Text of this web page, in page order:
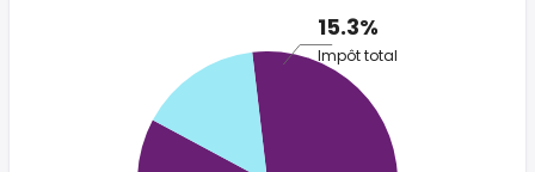
15.3%
Impôt total